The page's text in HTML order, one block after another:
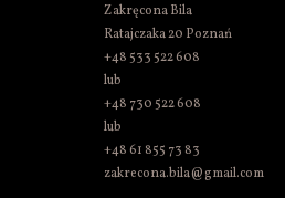
Zakręcona Bila
Ratajczaka 20 Poznań
+48 533 522 608
lub
+48 730 522 608
lub
+48 61 855 73 83
zakrecona.bila@gmail.com